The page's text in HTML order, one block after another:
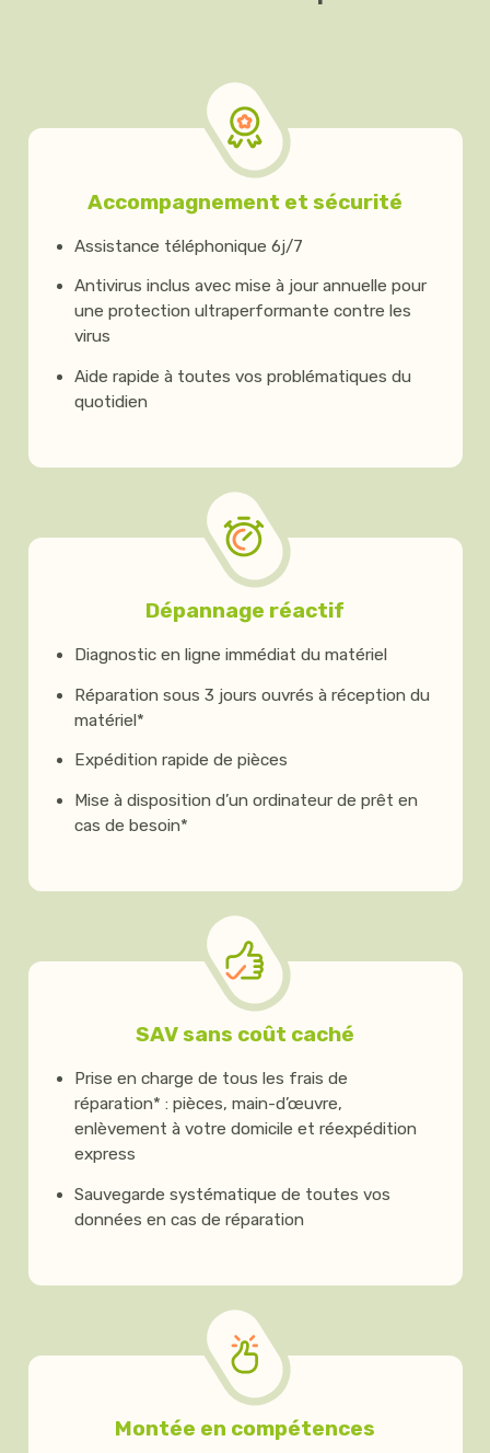
Accompagnement et sécurité
Assistance téléphonique 6j/7
Antivirus inclus avec mise à jour annuelle pour
une protection ultraperformante contre les
virus
Aide rapide à toutes vos problématiques du
quotidien
Dépannage réactif
Diagnostic en ligne immédiat du matériel
Réparation sous 3 jours ouvrés à réception du
matériel*
Expédition rapide de pièces
Mise à disposition d’un ordinateur de prêt en
cas de besoin*
SAV sans coût caché
Prise en charge de tous les frais de
réparation* : pièces, main-d’œuvre,
enlèvement à votre domicile et réexpédition
express
Sauvegarde systématique de toutes vos
données en cas de réparation
Montée en compétences